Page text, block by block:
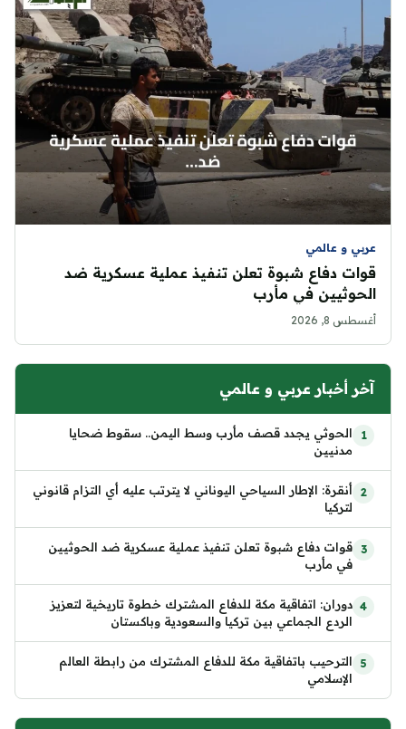
عربي و عالمي
قوات دفاع شبوة تعلن تنفيذ عملية عسكرية ضد
الحوثيين في مأرب
أغسطس 8, 2026
آخر أخبار عربي و عالمي
الحوثي يجدد قصف مأرب وسط اليمن.. سقوط ضحايا
مدنيين
أنقرة: الإطار السياحي اليوناني لا يترتب عليه أي التزام قانوني
لتركيا
قوات دفاع شبوة تعلن تنفيذ عملية عسكرية ضد الحوثيين
في مأرب
دوران: اتفاقية مكة للدفاع المشترك خطوة تاريخية لتعزيز
الردع الجماعي بين تركيا والسعودية وباكستان
الترحيب باتفاقية مكة للدفاع المشترك من رابطة العالم
الإسلامي